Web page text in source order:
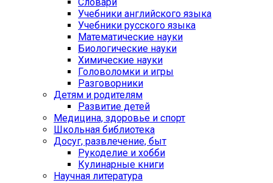
Словари
Учебники английского языка
Учебники русского языка
Математические науки
Биологические науки
Химические науки
Головоломки и игры
Разговорники
Детям и родителям
Развитие детей
Медицина, здоровье и спорт
Школьная библиотека
Досуг, развлечение, быт
Рукоделие и хобби
Кулинарные книги
Научная литература